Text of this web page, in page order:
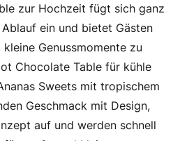
jeder Hochzeit – sie laden
zur Hochzeit fügt sich ganz
ein und bietet Gästen
Genussmomente zu
Chocolate Table für kühle
Sweets mit tropischem
Geschmack mit Design,
auf und werden schnell